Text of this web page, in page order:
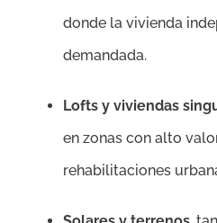
donde la vivienda
demandada.
Lofts y viviendas
en zonas con alto
rehabilitaciones